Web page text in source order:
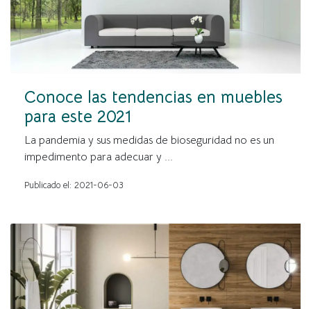
Conoce las tendencias en muebles
para este 2021
La pandemia y sus medidas de bioseguridad no es un
impedimento para adecuar y ...
Publicado el: 2021-06-03